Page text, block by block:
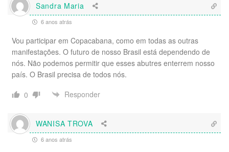
Sandra Maria
6 anos atrás
Vou participar em Copacabana, como em todas as outras
manifestações. O futuro de nosso Brasil está dependendo de
nós. Não podemos permitir que esses abutres enterrem nosso
país. O Brasil precisa de todos nós.
0
Responder
WANISA TROVA
6 anos atrás